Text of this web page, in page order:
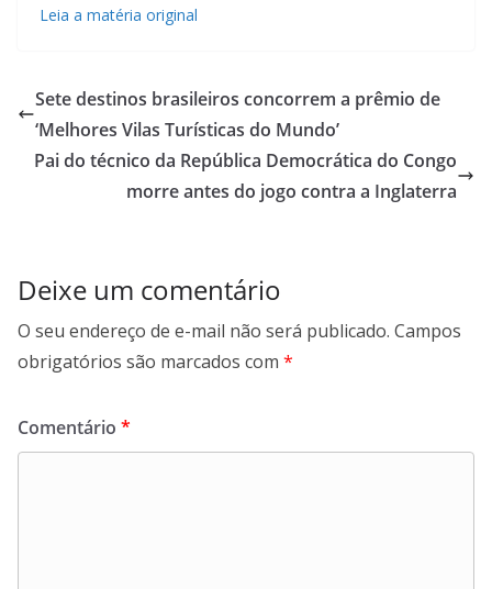
Leia a matéria original
Sete destinos brasileiros concorrem a prêmio de
‘Melhores Vilas Turísticas do Mundo’
Pai do técnico da República Democrática do Congo
morre antes do jogo contra a Inglaterra
Deixe um comentário
O seu endereço de e-mail não será publicado. Campos
obrigatórios são marcados com *
Comentário *